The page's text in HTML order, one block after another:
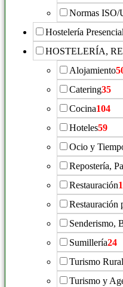
Normas ISO/
Hostelería
HOSTELERÍA,
Alojamiento
Catering35
Cocina104
Hoteles59
Ocio y
Repostería,
Restauración
Restauración
Senderismo,
Sumillería24
Turismo Rural
Turismo y